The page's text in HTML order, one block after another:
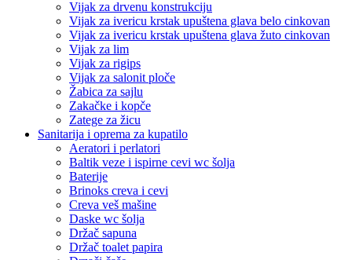
Vijak za drvenu konstrukciju
Vijak za ivericu krstak upuštena glava belo cinkovan
Vijak za ivericu krstak upuštena glava žuto cinkovan
Vijak za lim
Vijak za rigips
Vijak za salonit ploče
Žabica za sajlu
Zakačke i kopče
Zatege za žicu
Sanitarija i oprema za kupatilo
Aeratori i perlatori
Baltik veze i ispirne cevi wc šolja
Baterije
Brinoks creva i cevi
Creva veš mašine
Daske wc šolja
Držač sapuna
Držač toalet papira